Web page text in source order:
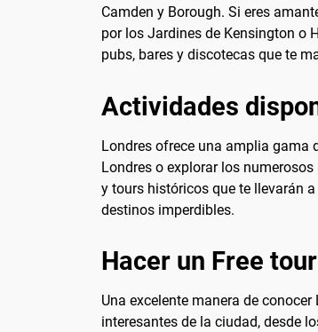
Camden y Borough. Si eres
por los Jardines de Kensington o
pubs, bares y discotecas que te
Actividades
Londres ofrece una amplia gama
Londres o explorar los
y tours históricos que te llevarán
destinos imperdibles.
Hacer un Free
Una excelente manera de
interesantes de la ciudad, desde